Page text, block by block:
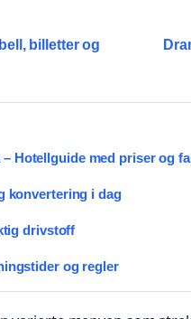
billetter og
Hotellguide med priser og
konvertering i dag
drivstoff
og regler